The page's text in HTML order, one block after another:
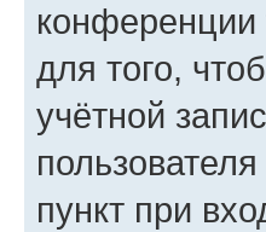
конференции
для того,
учётной
пункт при